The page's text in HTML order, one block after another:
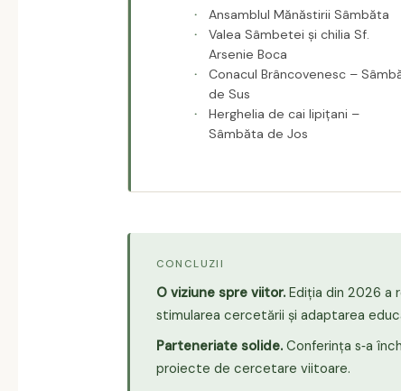
Ansamblul Mănăstirii Sâmbăta
Valea Sâmbetei și chilia Sf.
Arsenie Boca
Conacul Brâncovenesc –
de Sus
Herghelia de cai lipițani –
Sâmbăta de Jos
CONCLUZII
O viziune spre viitor.Ediția din 2026 a
stimularea cercetării și adaptarea
Parteneriate solide.Conferința s‑a
proiecte de cercetare viitoare.